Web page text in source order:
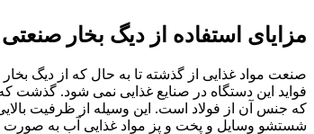
مزایای استفاده از دیگ بخار
صنعت مواد غذایی از گذشته تا به حال که از دیگ
فواید این دستگاه در صنایع غذایی نمی شود. گذشت
که جنس آن از فولاد است. این وسیله از ظرفیت
شستشو وسایل و پخت و پز مواد غذایی آب به صورت